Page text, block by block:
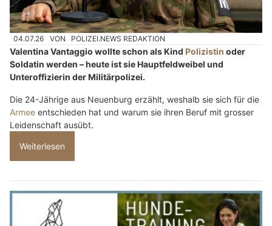
04.07.26 VON POLIZEI.NEWS REDAKTION
Valentina Vantaggio wollte schon als Kind Polizistin oder
Soldatin werden – heute ist sie Hauptfeldweibel und
Unteroffizierin der Militärpolizei.
Die 24-Jährige aus Neuenburg erzählt, weshalb sie sich für die
Armee entschieden hat und warum sie ihren Beruf mit grosser
Leidenschaft ausübt.
Weiterlesen